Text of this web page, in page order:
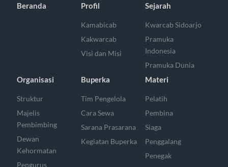
Beranda Profil
Kamabicab
Kakwarcab
Visi dan Misi
Sejarah
Kwarcab Sidoarjo
Pramuka
Indonesia
Pramuka Dunia
Organisasi
Struktur
Majelis
Pembimbing
Dewan
Kehormatan
Pengurus
Buperka
Tim Pengelola
Cara Sewa
Sarana Prasarana
Kegiatan Buperka
Materi
Pelatih
Pembina
Siaga
Penggalang
Penegak